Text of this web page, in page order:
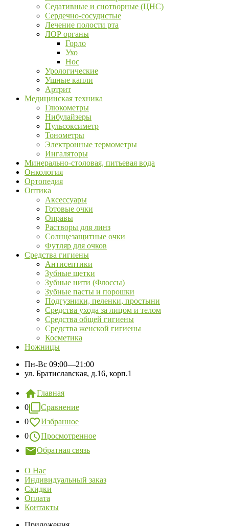
Седативные и снотворные (ЦНС)
Сердечно-сосудистые
Лечение полости рта
ЛОР органы
Горло
Ухо
Нос
Урологические
Ушные капли
Артрит
Медицинская техника
Глюкометры
Нибулайзеры
Пульсоксиметр
Тонометры
Электронные термометры
Ингаляторы
Минерально-столовая, питьевая вода
Онкология
Ортопедия
Оптика
Аксессуары
Готовые очки
Оправы
Растворы для линз
Солнцезащитные очки
Футляр для очков
Средства гигиены
Антисептики
Зубные щетки
Зубные нити (Флоссы)
Зубные пасты и порошки
Подгузники, пеленки, простыни
Средства ухода за лицом и телом
Средства общей гигиены
Средства женской гигиены
Косметика
Ножницы
Пн-Вс 09:00—21:00
ул. Братиславская, д.16, корп.1
Главная
0
Сравнение
0
Избранное
0
Просмотренное
Обратная связь
О Нас
Индивидуальный заказ
Скидки
Оплата
Контакты